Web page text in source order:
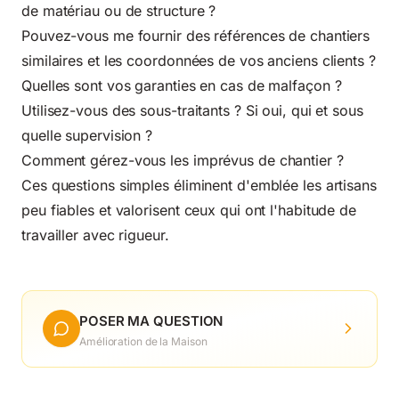
de matériau ou de structure ?
Pouvez-vous me fournir des références de chantiers
similaires et les coordonnées de vos anciens clients ?
Quelles sont vos garanties en cas de malfaçon ?
Utilisez-vous des sous-traitants ? Si oui, qui et sous
quelle supervision ?
Comment gérez-vous les imprévus de chantier ?
Ces questions simples éliminent d'emblée les artisans
peu fiables et valorisent ceux qui ont l'habitude de
travailler avec rigueur.
POSER MA QUESTION
Amélioration de la Maison